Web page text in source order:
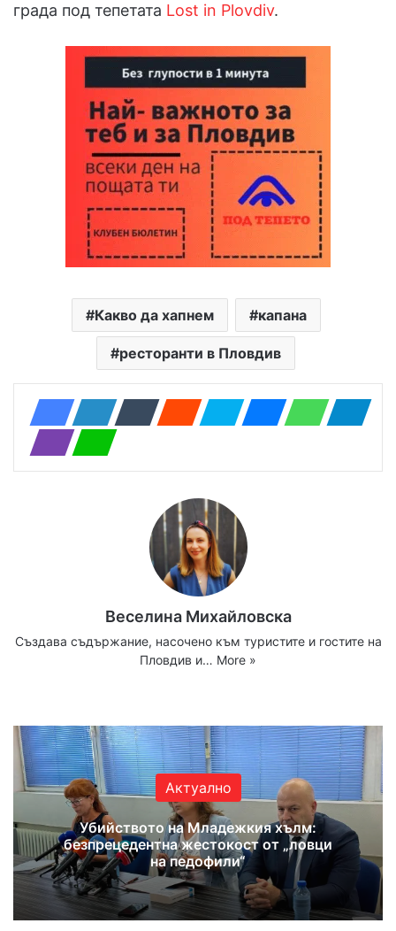
града под тепетата Lost in Plovdiv.
Какво да хапнем капана
ресторанти в Пловдив
Веселина Михайловска
Създава съдържание, насочено към туристите и гостите на
Пловдив и… More »
Актуално
Убийството на Младежкия хълм:
безпрецедентна жестокост от „ловци
на педофили“